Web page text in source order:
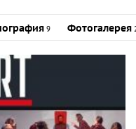
9 Фотогалерея